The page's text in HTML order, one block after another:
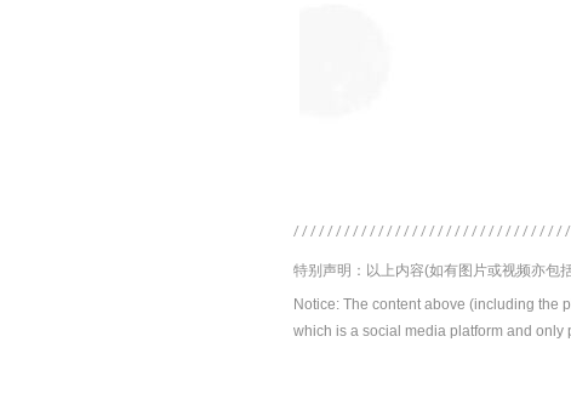
特别声明：以上内容(如有图片或视频亦包
Notice: The content above (including the
which is a social media platform and